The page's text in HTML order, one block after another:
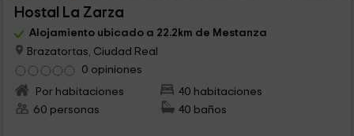
Hostal La Zarza
Alojamiento ubicado a 22.2km de Mestanza
Brazatortas, Ciudad Real
0 opiniones
Por habitaciones
40 habitaciones
60 personas
40 baños